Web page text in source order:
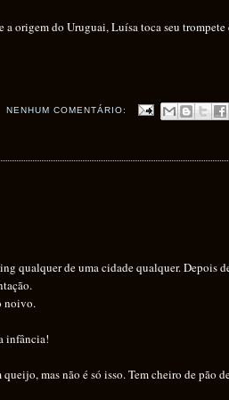
a origem do Uruguai, Luísa toca seu
NENHUM COMENTÁRIO:
de uma cidade qualquer. Depois
noivo.
infância!
mas não é só isso. Tem cheiro de pão